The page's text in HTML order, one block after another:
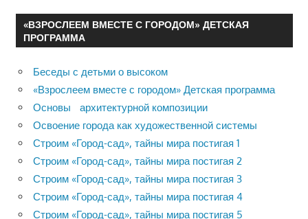
«ВЗРОСЛЕЕМ ВМЕСТЕ С ГОРОДОМ» ДЕТСКАЯ
ПРОГРАММА
Беседы с детьми о высоком
«Взрослеем вместе с городом» Детская программа
Основы архитектурной композиции
Освоение города как художественной системы
Строим «Город-сад», тайны мира постигая 1
Строим «Город-сад», тайны мира постигая 2
Строим «Город-сад», тайны мира постигая 3
Строим «Город-сад», тайны мира постигая 4
Строим «Город-сад», тайны мира постигая 5